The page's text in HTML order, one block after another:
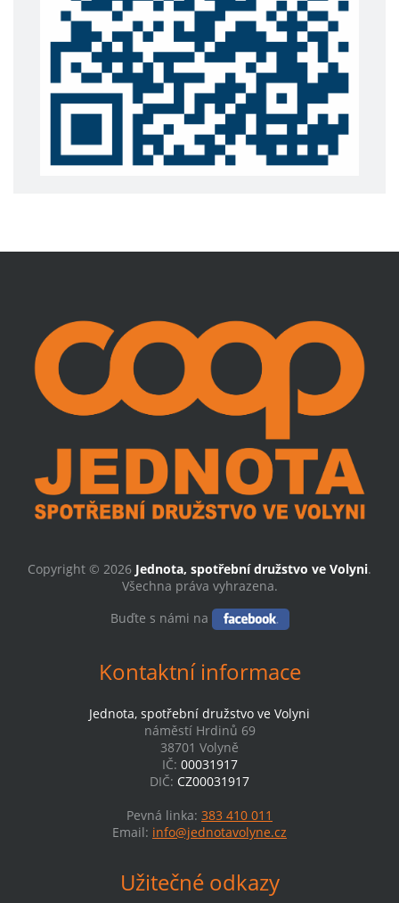
Copyright © 2026 Jednota, spotřební družstvo ve Volyni.
Všechna práva vyhrazena.
Buďte s námi na
Kontaktní informace
Jednota, spotřební družstvo ve Volyni
náměstí Hrdinů 69
38701 Volyně
IČ: 00031917
DIČ: CZ00031917
Pevná linka: 383 410 011
Email: info@jednotavolyne.cz
Užitečné odkazy